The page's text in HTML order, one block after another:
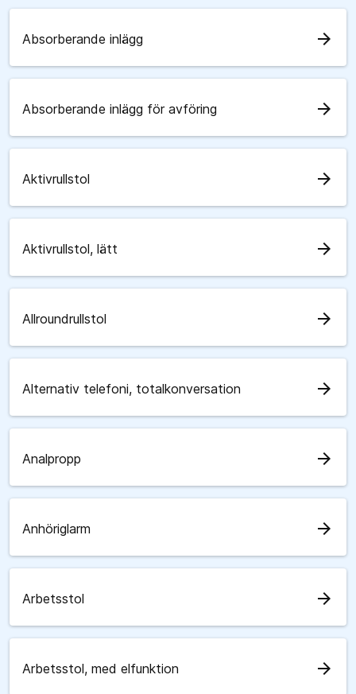
Absorberande inlägg arrow_forward
Absorberande inlägg för avföring arrow_forward
Aktivrullstol arrow_forward
Aktivrullstol, lätt arrow_forward
Allroundrullstol arrow_forward
Alternativ telefoni, totalkonversation arrow_forward
Analpropp arrow_forward
Anhöriglarm arrow_forward
Arbetsstol arrow_forward
Arbetsstol, med elfunktion arrow_forward